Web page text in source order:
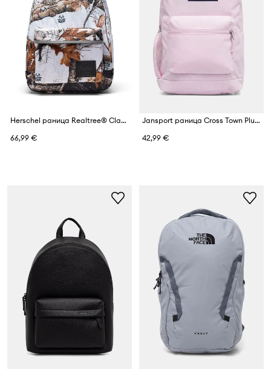
Herschel раница Realtree® Classic™
66,99 €
Jansport раница Cross Town Plus
42,99 €